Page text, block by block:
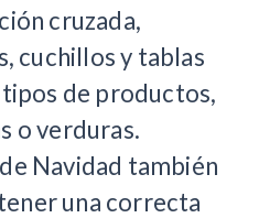
cruzada,
cuchillos y tablas
de productos,
o verduras.
Navidad también
una correcta